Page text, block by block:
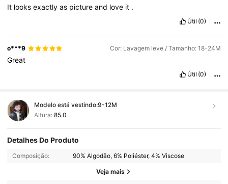
It looksexactlyas pictureand love it .
Útil (0)
o***9 Cor: Lavagem leve / Tamanho: 18-24M
Great
Útil (0)
Modelo está vestindo:9-12M
Altura: 85.0
Detalhes Do Produto
Composição: 90% Algodão, 6% Poliéster, 4% Viscose
Veja mais